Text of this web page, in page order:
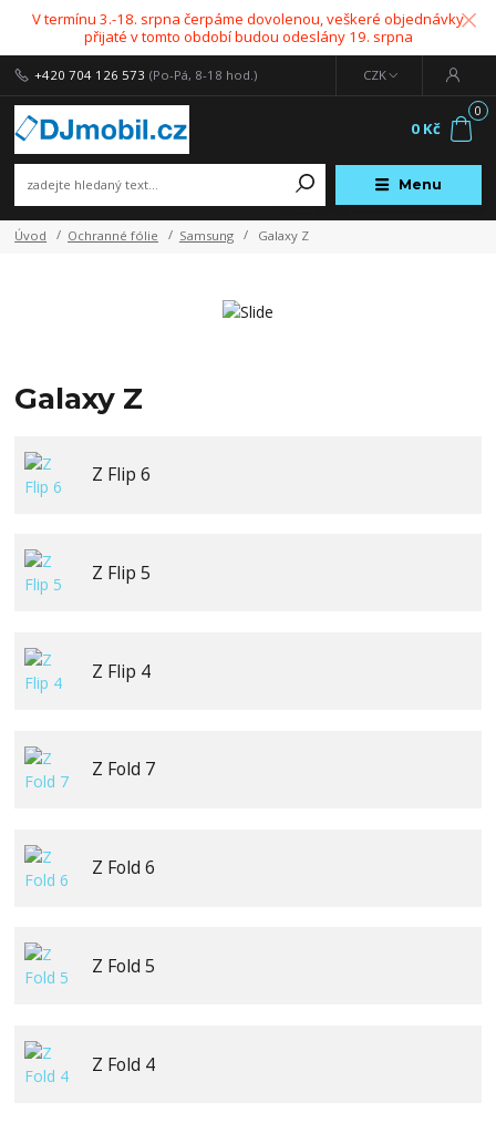
V termínu 3.-18. srpna čerpáme dovolenou, veškeré objednávky
přijaté v tomto období budou odeslány 19. srpna
Menu
CZK
+420 704 126 573 (Po-Pá, 8-18 hod.)
0
0 Kč
Úvod Ochranné fólie Samsung Galaxy Z
Galaxy Z
Z Flip 6
Z Flip 5
Z Flip 4
Z Fold 7
Z Fold 6
Z Fold 5
Z Fold 4